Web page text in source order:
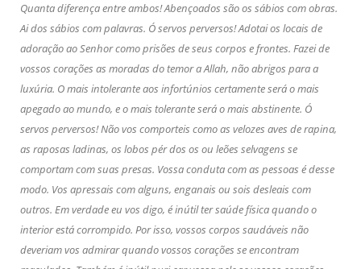
Quanta diferença entre ambos! Abençoados são os sábios com obras.
Ai dos sábios com palavras. Ó servos perversos! Adotai os locais de
adoração ao Senhor como prisões de seus corpos e frontes. Fazei de
vossos corações as moradas do temor a Allah, não abrigos para a
luxúria. O mais intolerante aos infortúnios certamente será o mais
apegado ao mundo, e o mais tolerante será o mais abstinente. Ó
servos perversos! Não vos comporteis como as velozes aves de rapina,
as raposas ladinas, os lobos pér dos os ou leões selvagens se
comportam com suas presas. Vossa conduta com as pessoas é desse
modo. Vos apressais com alguns, enganais ou sois desleais com
outros. Em verdade eu vos digo, é inútil ter saúde física quando o
interior está corrompido. Por isso, vossos corpos saudáveis não
deveriam vos admirar quando vossos corações se encontram